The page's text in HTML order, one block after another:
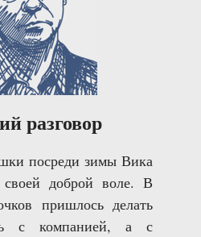
разговор
посреди зимы Вика
своей доброй воле. В
пришлось делать
с компанией, а с